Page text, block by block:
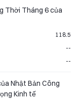
Thời Tháng 6 của
118.5
--
--
Nhật Bản Công
Kinh tế